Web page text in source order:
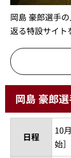
岡島 豪郎選手
返る特設サイト
岡島 豪郎
日程
10
始